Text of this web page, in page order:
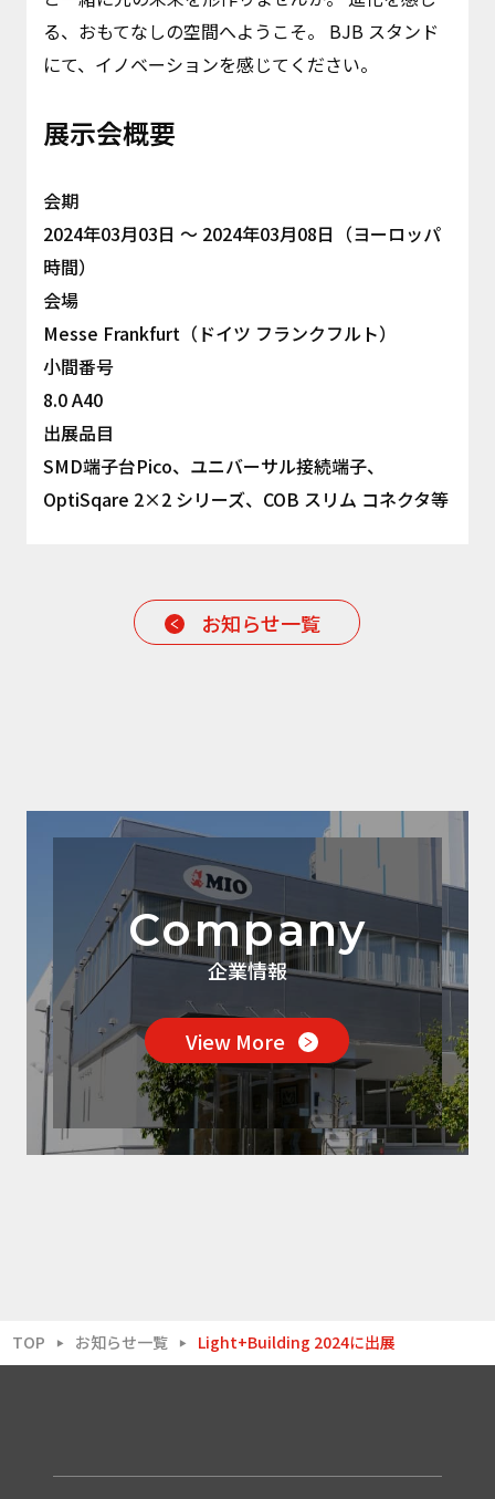
る、おもてなしの空間へようこそ。 BJB スタンド
にて、イノベーションを感じてください。
展示会概要
会期
2024年03月03日 ～ 2024年03月08日（ヨーロッパ
時間）
会場
Messe Frankfurt（ドイツ フランクフルト）
小間番号
8.0 A40
出展品目
SMD端子台Pico、ユニバーサル接続端子、
OptiSqare 2×2 シリーズ、COB スリム コネクタ等
お知らせ一覧
Company
企業情報
View More
TOP ▶ お知らせ一覧 ▶ Light+Building 2024に出展